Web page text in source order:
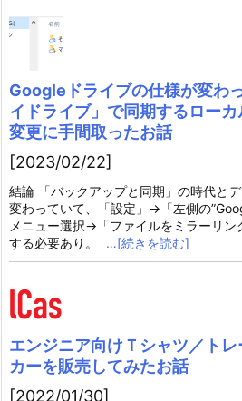
Googleドライブの仕様が変わ
イドライブ」で同期するロー
変更に手間取ったお話
[2023/02/22]
結論 「バックアップと同期」の時代と
変わっていて、「設定」→「左側の
メニュー選択→「ファイルをミラーリン
する必要あり。
…[続きを読む]
エンジニア向けＴシャツ／ト
カーを販売してみたお話
[2022/01/30]